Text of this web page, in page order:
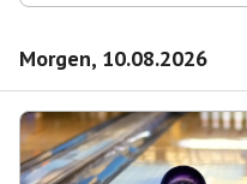
Morgen, 10.08.2026